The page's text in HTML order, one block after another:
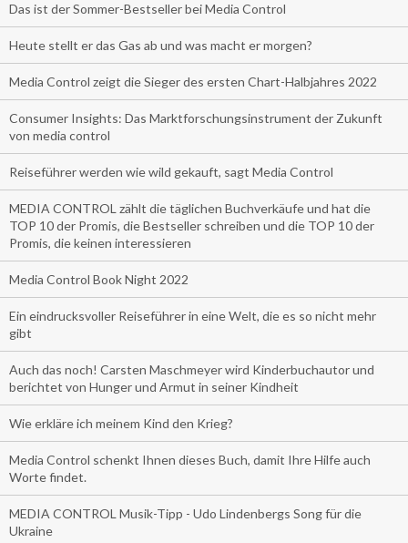
Das ist der Sommer-Bestseller bei Media Control
Heute stellt er das Gas ab und was macht er morgen?
Media Control zeigt die Sieger des ersten Chart-Halbjahres 2022
Consumer Insights: Das Marktforschungsinstrument der Zukunft
von media control
Reiseführer werden wie wild gekauft, sagt Media Control
MEDIA CONTROL zählt die täglichen Buchverkäufe und hat die
TOP 10 der Promis, die Bestseller schreiben und die TOP 10 der
Promis, die keinen interessieren
Media Control Book Night 2022
Ein eindrucksvoller Reiseführer in eine Welt, die es so nicht mehr
gibt
Auch das noch! Carsten Maschmeyer wird Kinderbuchautor und
berichtet von Hunger und Armut in seiner Kindheit
Wie erkläre ich meinem Kind den Krieg?
Media Control schenkt Ihnen dieses Buch, damit Ihre Hilfe auch
Worte findet.
MEDIA CONTROL Musik-Tipp - Udo Lindenbergs Song für die
Ukraine